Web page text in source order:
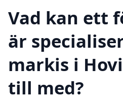
Vad kan ett
är
markis i
till med?